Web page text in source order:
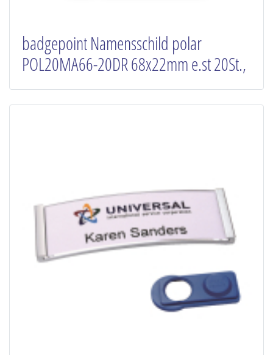
badgepoint Namensschild polar
POL20MA66-20DR 68x22mm e.st 20St.,